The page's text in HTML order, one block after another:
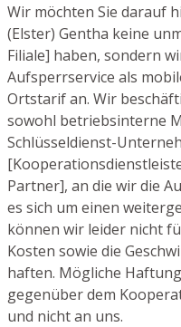
Wir möchten Sie darauf
(Elster) Gentha keine
Filiale] haben, sondern
Aufsperrservice als
Ortstarif an. Wir
sowohl betriebsinterne
Schlüsseldienst-
Partner], an die wir die
es sich um einen
können wir leider nicht
Kosten sowie die
haften. Mögliche
gegenüber dem
und nicht an uns.